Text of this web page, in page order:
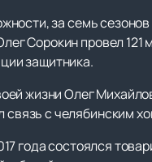
за семь
Сорокин провел 121
защитника.
жизни Олег
связь с челябинским
года состоялся